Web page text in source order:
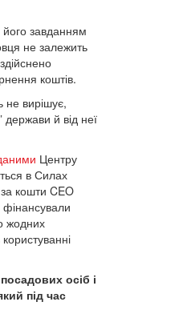
завданням
не залежить
коштів.
не вирішує,
держави й від неї
Центру
в Силах
кошти CEO
жодних
осіб і
під час